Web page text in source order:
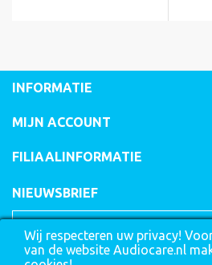
Wij respecteren uw privacy!
van de website Audiocare.nl
INFORMATIE
MIJN ACCOUNT
FILIAALINFORMATIE
NIEUWSBRIEF